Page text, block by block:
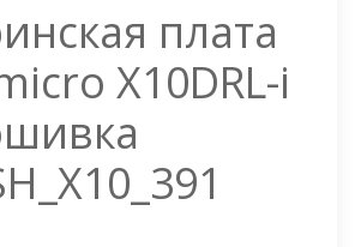
плата
X10DRL-i